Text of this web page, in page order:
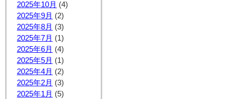
2025年10月 (4)
2025年9月 (2)
2025年8月 (3)
2025年7月 (1)
2025年6月 (4)
2025年5月 (1)
2025年4月 (2)
2025年2月 (3)
2025年1月 (5)